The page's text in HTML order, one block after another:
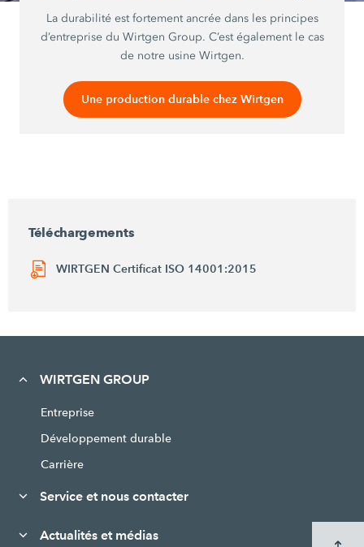
La durabilité est fortement ancrée dans les principes
d’entreprise du Wirtgen Group. C’est également le cas
de notre usine Wirtgen.
Une production durable chez Wirtgen
Téléchargements
WIRTGEN Certificat ISO 14001:2015
WIRTGEN GROUP
Entreprise
Développement durable
Carrière
Service et nous contacter
Actualités et médias